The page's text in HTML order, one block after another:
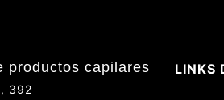
productos capilares
392
LINKS